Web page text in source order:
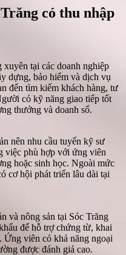
có thu nhập
tại các doanh nghiệp
dựng, bảo hiểm và dịch vụ
đến tìm kiếm khách hàng, tư
có kỹ năng giao tiếp tốt
thưởng và doanh số.
nên nhu cầu tuyển kỹ sư
việc phù hợp với ứng viên
hoặc sinh học. Ngoài mức
cơ hội phát triển lâu dài tại
và nông sản tại Sóc Trăng
để hỗ trợ chứng từ, khai
Ứng viên có khả năng ngoại
được đánh giá cao.